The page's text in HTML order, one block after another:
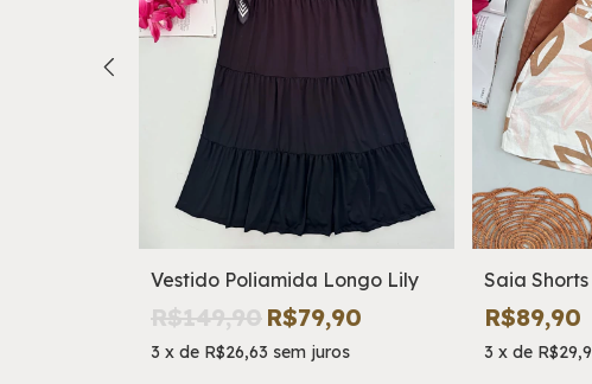
Vestido Poliamida Longo Lily
R$149,90 R$79,90
3 x de R$26,63 sem juros
Saia
R$89,90
3 xde